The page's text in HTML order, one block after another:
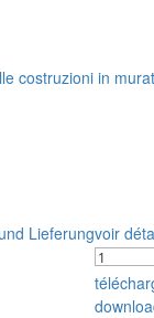
costruzioni in
Lieferungvoir